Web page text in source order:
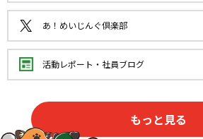
あ！めいじんぐ倶楽部
活動レポート・社員ブログ
もっと見る